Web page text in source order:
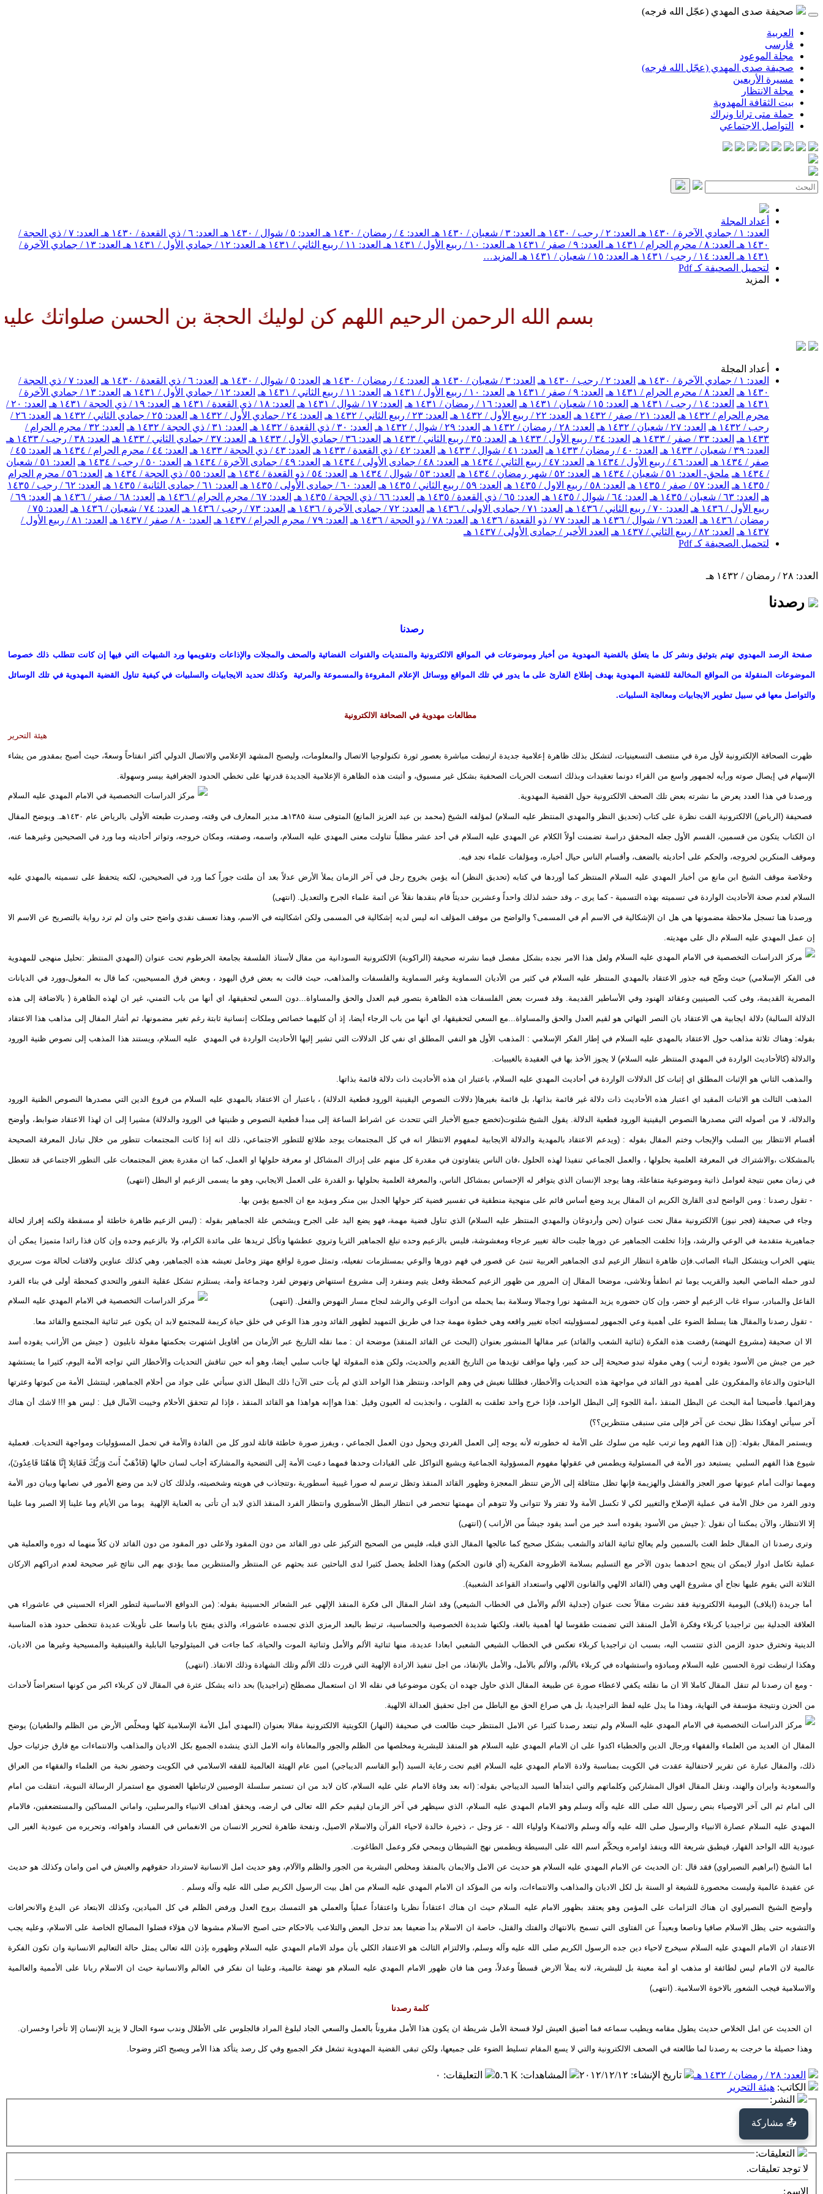
صحيفة صدى المهدي (عجّل الله فرجه)
العربية
فارسی
مجلة الموعود
صحيفة صدى المهدي (عجّل الله فرجه)
مسيرة الأربعين
مجلة الانتظار
بيت الثقافة المهدوية
حملة متى ترانا ونراك
التواصل الاجتماعي
أعداد المجلة
العدد: ١ / جمادي الآخرة / ١٤٣٠ هـ
العدد: ٢ / رجب / ١٤٣٠ هـ العدد: ٣ / شعبان / ١٤٣٠ هـ العدد: ٤ / رمضان / ١٤٣٠ هـ العدد: ٥ / شوال / ١٤٣٠ هـ العدد: ٦ / ذي القعدة / ١٤٣٠ هـ
العدد: ٧ / ذي الحجة /
١٤٣٠ هـ
العدد: ٨ / محرم الحرام / ١٤٣١ هـ العدد: ٩ / صفر / ١٤٣١ هـ العدد: ١٠ / ربيع الأول / ١٤٣١ هـ العدد: ١١ / ربيع الثاني / ١٤٣١ هـ العدد: ١٢ / جمادي الأول / ١٤٣١ هـ
العدد: ١٣ / جمادي الآخرة /
١٤٣١ هـ
العدد: ١٤ / رجب / ١٤٣١ هـ العدد: ١٥ / شعبان / ١٤٣١ هـ
المزيد…
لتحميل الصحيفة كـ Pdf
المزيد
بسم الله الرحمن الرحيم اللهم كن لوليك الحجة بن الحسن صلواتك عليه وعلى
أعداد المجلة
العدد: ١ / جمادي الآخرة / ١٤٣٠ هـ
العدد: ٢ / رجب / ١٤٣٠ هـ العدد: ٣ / شعبان / ١٤٣٠ هـ العدد: ٤ / رمضان / ١٤٣٠ هـ العدد: ٥ / شوال / ١٤٣٠ هـ العدد: ٦ / ذي القعدة / ١٤٣٠ هـ
العدد: ٧ / ذي الحجة /
١٤٣٠ هـ
العدد: ٨ / محرم الحرام / ١٤٣١ هـ العدد: ٩ / صفر / ١٤٣١ هـ العدد: ١٠ / ربيع الأول / ١٤٣١ هـ العدد: ١١ / ربيع الثاني / ١٤٣١ هـ العدد: ١٢ / جمادي الأول / ١٤٣١ هـ
العدد: ١٣ / جمادي الآخرة /
١٤٣١ هـ
العدد: ١٤ / رجب / ١٤٣١ هـ العدد: ١٥ / شعبان / ١٤٣١ هـ العدد: ١٦ / رمضان / ١٤٣١ هـ العدد: ١٧ / شوال / ١٤٣١ هـ العدد: ١٨ / ذي القعدة / ١٤٣١ هـ العدد: ١٩ / ذي الحجة / ١٤٣١ هـ
العدد: ٢٠ /
محرم الحرام / ١٤٣٢ هـ
العدد: ٢١ / صفر / ١٤٣٢ هـ العدد: ٢٢ / ربيع الأول / ١٤٣٢ هـ العدد: ٢٣ / ربيع الثاني / ١٤٣٢ هـ العدد: ٢٤ / جمادي الأول / ١٤٣٢ هـ العدد: ٢٥ / جمادي الثاني / ١٤٣٢ هـ
العدد: ٢٦ /
رجب / ١٤٣٢ هـ
العدد: ٢٧ / شعبان / ١٤٣٢ هـ العدد: ٢٨ / رمضان / ١٤٣٢ هـ العدد: ٢٩ / شوال / ١٤٣٢ هـ العدد: ٣٠ / ذي القعدة / ١٤٣٢ هـ العدد: ٣١ / ذي الحجة / ١٤٣٢ هـ
العدد: ٣٢ / محرم الحرام /
١٤٣٣ هـ
العدد: ٣٣ / صفر / ١٤٣٣ هـ العدد: ٣٤ / ربيع الأول / ١٤٣٣ هـ العدد: ٣٥ / ربيع الثاني / ١٤٣٣ هـ العدد: ٣٦ / جمادي الأول / ١٤٣٣ هـ العدد: ٣٧ / جمادي الثاني / ١٤٣٣ هـ
العدد: ٣٨ / رجب / ١٤٣٣ هـ
العدد: ٣٩ / شعبان / ١٤٣٣ هـ
العدد: ٤٠ / رمضان / ١٤٣٣ هـ العدد: ٤١ / شوال / ١٤٣٣ هـ العدد: ٤٢ / ذي القعدة / ١٤٣٣ هـ العدد: ٤٣ / ذي الحجة / ١٤٣٣ هـ العدد: ٤٤ / محرم الحرام / ١٤٣٤ هـ
العدد: ٤٥ /
صفر / ١٤٣٤ هـ
العدد: ٤٦ / ربيع الأول / ١٤٣٤ هـ العدد: ٤٧ / ربيع الثاني / ١٤٣٤ هـ العدد: ٤٨ / جمادى الأولى / ١٤٣٤ هـ العدد: ٤٩ / جمادى الآخرة / ١٤٣٤ هـ العدد: ٥٠ / رجب / ١٤٣٤ هـ
العدد: ٥١ / شعبان
/ ١٤٣٤ هـ
ملحق- العدد: ٥١ / شعبان / ١٤٣٤ هـ العدد: ٥٢ / شهر رمضان / ١٤٣٤ هـ العدد: ٥٣ / شوال / ١٤٣٤ هـ العدد: ٥٤ / ذو القعدة / ١٤٣٤ هـ العدد: ٥٥ / ذي الحجة / ١٤٣٤ هـ
العدد: ٥٦ / محرم الحرام
/ ١٤٣٥ هـ
العدد: ٥٧ / صفر / ١٤٣٥ هـ العدد: ٥٨ / ربيع الاول / ١٤٣٥ هـ العدد: ٥٩ / ربيع الثاني / ١٤٣٥ هـ العدد: ٦٠ / جمادى الأولى / ١٤٣٥ هـ العدد: ٦١ / جمادى الثانية / ١٤٣٥ هـ
العدد: ٦٢ / رجب / ١٤٣٥
هـ العدد: ٦٣ / شعبان / ١٤٣٥ هـ العدد: ٦٤ / شوال / ١٤٣٥ هـ العدد: ٦٥ / ذي القعدة / ١٤٣٥ هـ العدد: ٦٦ / ذي الحجة / ١٤٣٥ هـ العدد: ٦٧ / محرم الحرام / ١٤٣٦ هـ العدد: ٦٨ / صفر / ١٤٣٦ هـ
العدد: ٦٩ /
ربيع الأول / ١٤٣٦ هـ
العدد: ٧٠ / ربيع الثاني / ١٤٣٦ هـ العدد: ٧١ / جمادى الاولى / ١٤٣٦ هـ العدد: ٧٢ / جمادى الآخرة / ١٤٣٦ هـ العدد: ٧٣ / رجب / ١٤٣٦ هـ العدد: ٧٤ / شعبان / ١٤٣٦ هـ
العدد: ٧٥ /
رمضان / ١٤٣٦ هـ
العدد: ٧٦ / شوال / ١٤٣٦ هـ العدد: ٧٧ / ذو القعدة / ١٤٣٦ هـ العدد: ٧٨ / ذو الحجة / ١٤٣٦ هـ العدد: ٧٩ / محرم الحرام / ١٤٣٧ هـ العدد: ٨٠ / صفر / ١٤٣٧ هـ
العدد: ٨١ / ربيع الأول /
١٤٣٧ هـ
العدد: ٨٢ / ربيع الثاني / ١٤٣٧ هـ
العدد الأخير / جمادى الأولى / ١٤٣٧ هـ
لتحميل الصحيفة كـ Pdf
العدد: ٢٨ / رمضان / ١٤٣٢ هـ
رصدنا
رصدنا
صفحة الرصد المهدوي تهتم بتوثيق ونشر كل ما يتعلق بالقضية المهدوية من أخبار وموضوعات في المواقع الالكترونية والمنتديات والقنوات الفضائية والصحف والمجلات والإذاعات وتقويمها ورد الشبهات التي فيها إن كانت تتطلب ذلك خصوصا
الموضوعات المنقولة من المواقع المخالفة للقضية المهدوية بهدف إطلاع القارئ على ما يدور في تلك المواقع ووسائل الإعلام المقروءة والمسموعة والمرئية وكذلك تحديد الايجابيات والسلبيات في كيفية تناول القضية المهدوية في تلك الوسائل
والتواصل معها في سبيل تطوير الايجابيات ومعالجة السلبيات.
مطالعات مهدوية في الصحافة الالكترونية
هيئة التحرير
ظهرت الصحافة الإلكترونية لأول مرة في منتصف التسعينيات، لتشكل بذلك ظاهرة إعلامية جديدة ارتبطت مباشرة بعصور ثورة تكنولوجيا الاتصال والمعلومات، وليصبح المشهد الإعلامي والاتصال الدولي أكثر انفتاحاً وسعةً، حيث أصبح بمقدور من يشاء
الإسهام في إيصال صوته ورأيه لجمهور واسع من القراء دونما تعقيدات وبذلك اتسعت الحريات الصحفية بشكل غير مسبوق، و أثبتت هذه الظاهرة الإعلامية الجديدة قدرتها على تخطي الحدود الجغرافية بيسر وسهولة.
ورصدنا في هذا العدد يعرض ما نشرته بعض تلك الصحف الالكترونية حول القضية المهدوية.
فصحيفة (الرياض) الالكترونية القت نظرة على كتاب (تحديق النظر والمهدي المنتظر عليه السلام) لمؤلفه الشيخ (محمد بن عبد العزيز المانع) المتوفى سنة ١٣٨٥هـ مدير المعارف في وقته، وصدرت طبعته الأولى بالرياض عام ١٤٣٠هـ. ويوضح المقال
ان الكتاب يتكون من قسمين، القسم الأول جعله المحقق دراسة تضمنت أولاً الكلام عن المهدي عليه السلام في أحد عشر مطلباً تناولت معنى المهدي عليه السلام، واسمه، وصفته، ومكان خروجه، وتواتر أحاديثه وما ورد في الصحيحين وغيرهما عنه،
وموقف المنكرين لخروجه، والحكم على أحاديثه بالضعف، وأقسام الناس حيال أخباره، ومؤلفات علماء نجد فيه.
وخلاصة موقف الشيخ ابن مانع من أخبار المهدي عليه السلام المنتظر كما أوردها في كتابه (تحديق النظر) أنه يؤمن بخروج رجل في آخر الزمان يملأ الأرض عدلاً بعد أن ملئت جوراً كما ورد في الصحيحين، لكنه يتحفظ على تسميته بالمهدي عليه
السلام لعدم صحة الأحاديث الواردة في تسميته بهذه التسمية - كما يرى -، وقد حشد لذلك واحداً وعشرين حديثاً قام بنقدها نقلاً عن أئمة علماء الجرح والتعديل. (انتهى)
ورصدنا هنا تسجل ملاحظة مضمونها هي هل ان الإشكالية في الاسم أم في المسمى؟ والواضح من موقف المؤلف انه ليس لديه إشكالية في المسمى ولكن اشكاليته في الاسم، وهذا تعسف نقدي واضح حتى وان لم ترد رواية بالتصريح عن الاسم الا
إن عمل المهدي عليه السلام دال على مهديته.
ولعل هذا الامر نجده بشكل مفصل فيما نشرته صحيفة (الراكوبة) الالكترونية السودانية من مقال لأستاذ الفلسفة بجامعة الخرطوم تحت عنوان (المهدي المنتظر :تحليل منهجى للمهدوية
فى الفكر الإسلامي) حيث وضّح فيه جذور الاعتقاد بالمهدي المنتظر عليه السلام في كثير من الأديان السماوية وغير السماوية والفلسفات والمذاهب، حيث قالت به بعض فرق اليهود ، وبعض فرق المسيحيين، كما قال به المغول،وورد في الديانات
المصرية القديمة، وفى كتب الصينيين وعقائد الهنود وفي الأساطير القديمة. وقد فسرت بعض الفلسفات هذه الظاهرة بتصور قيم العدل والحق والمساواة...دون السعي لتحقيقها، اي أنها من باب التمني، غير ان لهذه الظاهرة ( بالاضافة إلى هذه
الدلالة السالبة) دلالة ايجابية هي الاعتقاد بان النصر النهائي هو لقيم العدل والحق والمساواة...مع السعي لتحقيقها، اي أنها من باب الرجاء أيضا، إذ أن كليهما خصائص وملكات إنسانية ثابتة رغم تغير مضمونها، ثم أشار المقال إلى مذاهب هذا الاعتقاد
بقوله: وهناك ثلاثة مذاهب حول الاعتقاد بالمهدي عليه السلام في إطار الفكر الإسلامي : المذهب الأول هو النفي المطلق اي نفي كل الدلالات التي تشير إليها الأحاديث الواردة في المهدي عليه السلام، ويستند هذا المذهب إلى نصوص ظنية الورود
والدلالة (كالأحاديث الواردة في المهدي المنتظر عليه السلام) لا يجوز الأخذ بها في العقيدة بالغيبيات.
والمذهب الثاني هو الإثبات المطلق اي إثبات كل الدلالات الواردة في أحاديث المهدي عليه السلام، باعتبار ان هذه الأحاديث ذات دلالة قائمة بذاتها.
المذهب الثالث هو الاثبات المقيد اي اعتبار هذه الأحاديث ذات دلالة غير قائمة بذاتها، بل قائمة بغيرها( دلالات النصوص اليقينية الورود قطعية الدلالة) ، باعتبار أن الاعتقاد بالمهدي عليه السلام من فروع الدين التي مصدرها النصوص الظنية الورود
والدلالة، لا من أصوله التي مصدرها النصوص اليقينية الورود قطعية الدلالة. يقول الشيخ شلتوت(تخضع جميع الأخبار التي تتحدث عن اشراط الساعة إلى مبدأ قطعية النصوص و ظنيتها في الورود والدلالة) مشيرا إلى ان لهذا الاعتقاد ضوابط، وأوضح
أقسام الانتظار بين السلب والإيجاب وختم المقال بقوله : (ويدعم الاعتقاد بالمهدية والدلالة الايجابية لمفهوم الانتظار انه في كل المجتمعات يوجد طلائع للتطور الاجتماعي، ذلك انه إذا كانت المجتمعات تتطور من خلال تبادل المعرفة الصحيحة
بالمشكلات ،والاشتراك في المعرفة العلمية بحلولها ، والعمل الجماعي تنفيذا لهذه الحلول ،فان الناس يتفاوتون في مقدرة كل منهم على إدراك المشاكل او معرفة حلولها او العمل، كما ان مقدرة بعض المجتمعات على التطور الاجتماعي قد تتعطل
في زمان معين نتيجة لعوامل ذاتية وموضوعية متفاعلة، وهنا يوجد الإنسان الذي يتوافر له الإحساس بمشاكل الناس، والمعرفة العلمية بحلولها ،و القدرة على العمل الايجابي، وهو ما يسمى الزعيم او البطل (انتهى)
- تقول رصدنا : ومن الواضح لدى القارئ الكريم ان المقال يريد وضع أساس قائم على منهجية منطقية في تفسير قضية كثر حولها الجدل بين منكر ومؤيد مع ان الجميع يؤمن بها.
وجاء في صحيفة (فجر نيوز) الالكترونية مقال تحت عنوان (نحن وأردوغان والمهدي المنتظر عليه السلام) الذي تناول قضية مهمة، فهو يضع اليد على الجرح ويشخص علة الجماهير بقوله : (ليس الزعيم ظاهرة خاطئة أو مسقطة ولكنه إفراز لحالة
جماهيرية متقدمة في الوعي والرشد، وإذا تخلفت الجماهير عن دورها جلبت حالة تغيير عرجاء ومغشوشة، فليس بالزعيم وحده تبلغ الجماهير الثريا وتروي عطشها وتأكل ثريدها على مائدة الكرام، ولا بالزعيم وحده وإن كان فذا رائدا متميزا يمكن أن
ينتهي الخراب ويتشكل البناء الصائب.فإن ظاهرة انتظار الزعيم لدى الجماهير العربية تنبئ عن قصور في فهم دورها والوعي بمستلزمات تفعيله، وتمثل صورة لواقع مهتز وخامل تعيشه هذه الجماهير، وهي كذلك عناوين ولافتات لحالة موت سريري
لدور حمله الماضي البعيد والقريب يوما ثم انطفأ وتلاشى، موضحا المقال إن المرور من ظهور الزعيم كمحطة وفعل يتيم ومنفرد إلى مشروع استنهاض ونهوض لفرد وجماعة وأمة، يستلزم تشكل عقلية النفور والتحدي كمحطة أولى في بناء الفرد
الفاعل والمبادر، سواء غاب الزعيم أو حضر، وإن كان حضوره يزيد المشهد نورا وجمالا وسلامة بما يحمله من أدوات الوعي والرشد لنجاح مسار النهوض والفعل. (انتهى)
- تقول رصدنا والمقال هنا يسلط الضوء على أهمية وعي الجمهور لمسؤوليته اتجاه تغيير واقعه وهي خطوة مهمة جدا في طريق التمهيد لظهور القائد ودور هذا الوعي في خلق حياة كريمة للمجتمع لابد ان يكون عبر ثنائية المجتمع والقائد معا.
الا ان صحيفة (مشروع النهضة) رفضت هذه الفكرة (ثنائية الشعب والقائد) عبر مقالها المنشور بعنوان (البحث عن القائد المنقذ) موضحة ان : مما نقله التاريخ عبر الأزمان من أقاويل اشتهرت بحكمتها مقولة نابليون ( جيش من الأرانب يقوده أسد
خير من جيش من الأسود يقوده أرنب ) وهي مقولة تبدو صحيحة إلى حد كبير، ولها مواقف تؤيدها من التاريخ القديم والحديث، ولكن هذه المقولة لها جانب سلبي أيضا، وهو أنه حين تناقش التحديات والأخطار التي تواجه الأمة اليوم، كثيرا ما يستشهد
الباحثون والدعاة والمفكرون على أهمية دور القائد في مواجهة هذه التحديات والأخطار، فظللنا نعيش في وهم الواحد، وننتظر هذا الواحد الذي لم يأت حتى الآن! ذلك البطل الذي سيأتي على جواد من أحلام الجماهير، لينتشل الأمة من كبوتها وعثرتها
وهزائمها. فأصبحنا أمة البحث عن البطل المنقذ ،أمة اللجوء إلى البطل الواحد، فإذا خرج واحد تعلقت به القلوب ، وانجذبت له العيون وقيل :هذا هو!إنه هو!هذا هو القائد المنقذ ، فإذا لم تتحقق الأحلام وخيبت الآمال قيل : ليس هو !!! لاشك أن هناك
آخر سيأتي !وهكذا نظل نبحث عن آخر فإلى متى سنبقى منتظرين؟؟)
ويستمر المقال بقوله: (إن هذا الفهم وما ترتب عليه من سلوك على الأمة له خطورته لأنه يوجه إلى العمل الفردي ويحول دون العمل الجماعي ، ويفرز صورة خاطئة قاتلة لدور كل من القادة والأمة في تحمل المسؤوليات ومواجهة التحديات. فعملية
شيوع هذا الفهم السلبي يستبعد دور الأمة في المسئولية ويطمس في عقولها مفهوم المسؤولية الجماعية ويشيع التواكل على القيادات وحدها فمهما دعيت الأمة إلى التضحية والمشاركة أجاب لسان حالها (فَاذْهَبْ أَنتَ وَرَبُّكَ فَقَاتِلا إِنَّا هَاهُنَا قَاعِدُونَ)،
ومهما توالت أمام عيونها صور العجز والفشل والهزيمة فإنها تظل متثاقلة إلى الأرض تنتظر المعجزة وظهور القائد المنقذ وتظل ترسم له صورا غيبية أسطورية ،وتتجاذب في هويته وشخصيته، ولذلك كان لابد من وضع الأمور في نصابها وبيان دور الأمة
ودور الفرد من خلال الأمة في عملية الإصلاح والتغيير لكي لا تكسل الأمة ولا تفتر ولا تتوانى ولا تتوهم أن مهمتها تنحصر في انتظار البطل الأسطوري وانتظار الفرد المنقذ الذي لابد أن تأتى به العناية الإلهية يوما من الأيام وما علينا إلا الصبر وما علينا
إلا الانتظار، والآن يمكننا أن نقول :( جيش من الأسود يقوده أسد خير من أسد يقود جيشاً من الأرانب ) (انتهى)
وترى رصدنا ان المقال خلط الغث بالسمين ولم يعالج ثنائية القائد والشعب بشكل صحيح كما عالجها المقال الذي قبله، فليس من الصحيح التركيز على دور القائد من دون المقود ولاعلى دور المقود من دون القائد لان كلاً منهما له دوره والعملية هي
عملية تكامل ادوار لايمكن ان ينجح احدهما بدون الآخر مع التسليم بسلامة الاطروحة الفكرية (أي قانون الحكم) وهذا الخلط يحصل كثيرا لدى الباحثين عند بحثهم عن المنتظر والمنتظرين مما يؤدي بهم الى نتائج غير صحيحة لعدم ادراكهم الاركان
الثلاثة التي يقوم عليها نجاح أي مشروع الهي وهي (القائد الالهي والقانون الالهي واستعداد القواعد الشعبية).
أما جريدة (ايلاف) اليومية الالكترونية فقد نشرت مقالاً تحت عنوان (جدلية الألم والأمل في الخطاب الشيعي) وقد اشار المقال الى فكرة المنقذ الإلهي عبر الشعائر الحسينية بقوله: (من الدوافع الاساسية لتطور العزاء الحسيني في عاشوراء هي
العلاقة الجدلية بين تراجيديا كربلاء وفكرة الأمل المنقذ التي تضمنت طقوسا لها أهمية بالغة، ولكنها شديدة الخصوصية والحساسية، ترتبط بالبعد الرمزي الذي تجسده عاشوراء، والذي يفتح بابا واسعا على تأويلات عديدة تتخطى حدود هذه المناسبة
الدينية وتخترق حدود الزمن الذي تنتسب اليه، بسبب ان تراجيديا كربلاء تعكس في الخطاب الشيعي الشعبي ابعادا عديدة، منها ثنائية الألم والأمل وثنائية الموت والحياة، كما جاءت في الميثولوجيا البابلية والفينيقية والمسيحية وغيرها من الاديان،
وهكذا ارتبطت ثورة الحسين عليه السلام ومبادؤه واستشهاده في كربلاء بالألم، والألم بالأمل، والأمل بالإنقاذ، من اجل تنفيذ الارادة الإلهية التي قررت ذلك الألم وتلك الشهادة وذلك الانقاذ. (انتهى)
- ومع ان رصدنا لم تنقل المقال كاملا الا ان ما نقلته يكفي لاعطاء صورة عن طبيعة المقال الذي حاول جهده ان يكون موضوعيا في نقله الا ان استعمال مصطلح (تراجيديا) بحد ذاته يشكل عثرة في المقال لان كربلاء اكبر من كونها استعراضاً لأحداث
من الحزن ونتيجة مؤسفة في النهاية، وهذا ما يدل عليه لفظ التراجيديا، بل هي صراع الحق مع الباطل من اجل تحقيق العدالة الالهية.
ولم تبتعد رصدنا كثيرا عن الامل المنتظر حيث طالعت في صحيفة (النهار) الكويتية الالكترونية مقالا بعنوان (المهدي أمل الأمة الإسلامية كلها ومخلّص الأرض من الظلم والطغيان) يوضح
المقال ان العديد من العلماء والفقهاء ورجال الدين والخطباء اكدوا على ان الامام المهدي عليه السلام هو المنقذ للبشرية ومخلصها من الظلم والجور والمعاناة وانه الامل الذي ينشده الجميع بكل الاديان والمذاهب والانتماءات مع فارق جزئيات حول
ذلك، والمقال عبارة عن تقرير لاحتفالية عقدت في الكويت بمناسبة ولادة الامام المهدي عليه السلام اقيم تحت رعاية السيد (أبو القاسم الديباجي) امين عام الهيئة العالمية للفقه الاسلامي في الكويت وحضور نخبة من العلماء والفقهاء من العراق
والسعودية وايران والهند، ونقل المقال اقوال المشاركين وكلماتهم والتي ابتدأها السيد الديباجي بقوله: (انه بعد وفاة الامام علي عليه السلام، كان لابد من ان تستمر سلسلة الوصيين لارتباطها العضوي مع استمرار الرسالة النبوية، انتقلت من امام
الى امام ثم الى آخر الاوصياء بنص رسول الله صلى الله عليه وآله وسلم وهو الامام المهدي عليه السلام، الذي سيظهر في آخر الزمان ليقيم حكم الله تعالى في ارضه، ويحقق اهداف الانبياء والمرسلين، واماني المساكين والمستضعفين، فالامام
المهدي عليه السلام عصارة الانبياء والرسول صلى الله عليه وآله وسلم والائمةK واولياء الله - عز وجل -، ذخيرة خالدة لاحياء القرآن والاسلام الاصيل، ونفحة طاهرة لتحرير الانسان من الانغماس في الفساد واهوائه، وتحريره من عبودية الغير الى
عبودية الله الواحد القهار، فيطبق شريعة الله وينفذ اوامره ويحكّم اسم الله على البسيطة ويطمس نهج الشيطان ويمحي فكر وعمل الطاغوت.
اما الشيخ (ابراهيم النصيراوي) فقد قال :ان الحديث عن الامام المهدي عليه السلام هو حديث عن الامل والايمان بالمنقذ ومخلص البشرية من الجور والظلم والآلام، وهو حديث امل الانسانية لاسترداد حقوقهم والعيش في امن وامان وكذلك هو حديث
عن عقيدة عالمية وليست محصورة للشيعة او السنة بل لكل الاديان والمذاهب والانتماءات، وانه من المؤكد ان الامام المهدي عليه السلام من اهل بيت الرسول الكريم صلى الله عليه وآله وسلم .
وأوضح الشيخ النصيراوي ان هناك التزامات على المؤمن وهو يعتقد بظهور الامام عليه السلام حيث ان هناك اعتقاداً نظريا واعتقاداً عملياً والعملي هو التمسك بروح العدل ورفض الظلم في كل الميادين، وكذلك الابتعاد عن البدع والانحرافات
والتشويه حتى يظل الاسلام صافيا وناصعا وبعيداً عن الفتاوى التي تسمح بالانتهاك والفتك والقتل، خاصة ان الاسلام بدأ ضعيفا بعد تدخل البعض والتلاعب بالاحكام حتى اصبح الاسلام مشوها لان هؤلاء فضلوا المصالح الخاصة على الاسلام، وعليه يجب
الاعتقاد ان الامام المهدي عليه السلام سيخرج لاحياء دين جده الرسول الكريم صلى الله عليه وآله وسلم، والالتزام الثالث هو الاعتقاد الكلي بأن مولد الامام المهدي عليه السلام وظهوره بإذن الله تعالى يمثل حالة التعاليم الانسانية وان تكون الفكرة
عالمية لان الامام ليس لطائفة او مذهب او أمة معينة بل للبشرية، لانه يملأ الارض قسطاً وعدلاً، ومن هنا فان ظهور الامام المهدي عليه السلام هو نهضة عالمية، وعلينا ان نفكر في العالم والانسانية حيث ان الاسلام ربانا على الأممية والعالمية
والاسلامية فيجب الشعور بالاخوة الاسلامية. (انتهى)
كلمة رصدنا
ان الحديث عن امل الخلاص حديث يطول مقامه ويطيب سماعه فما أضيق العيش لولا فسحة الأمل شريطة ان يكون هذا الأمل مقروناً بالعمل والسعي الجاد لبلوغ المراد فالجلوس على الأطلال وندب سوء الحال لا يزيد الإنسان إلا تأخرا وخسران.
وهذا حصيلة ما خرجت به رصدنا لما طالعته في الصحف الالكترونية والتي لا يسع المقام تسليط الضوء على جميعها، ولكن تبقى القضية المهدوية تشغل فكر الجميع وفي كل رصد يتأكد هذا الأمر ويصبح اكثر وضوحا.
العدد: ٢٨ / رمضان / ١٤٣٢ هـ تاريخ الإنشاء: ٢٠١٢/١٢/١٢ المشاهدات: ٥.٦ K التعليقات: ٠
الكاتب: هيئة التحرير
النشر:
📤 مشاركة
التعليقات:
لا توجد تعليقات.
الاسم: